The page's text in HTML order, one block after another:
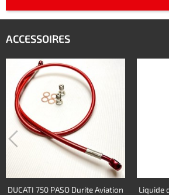
ACCESSOIRES
DUCATI 750 PASO Durite Aviation
Liquide